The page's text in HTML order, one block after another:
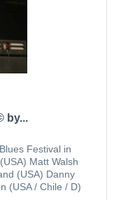
by...
Festival in
Matt Walsh
(USA) Danny
(USA / Chile / D)